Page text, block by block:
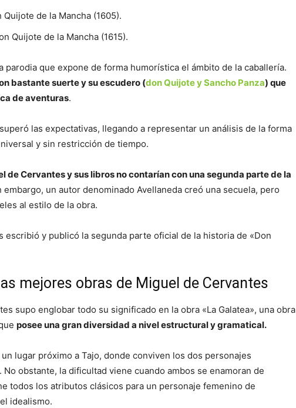
de la Mancha (1605).
Quijote de la Mancha (1615).
parodia que expone de forma humorística el ámbito de la caballería.
bastante suerte y su escudero (don Quijote y Sancho Panza) que
de aventuras.
las expectativas, llegando a representar un análisis de la forma
y sin restricción de tiempo.
de Cervantes y sus libros no contarían con una segunda parte de la
embargo, un autor denominado Avellaneda creó una secuela, pero
al estilo de la obra.
escribió y publicó la segunda parte oficial de la historia de «Don
mejores obras de Miguel de Cervantes
supo englobar todo su significado en la obra «La Galatea», una obra
posee una gran diversidad a nivel estructural y gramatical.
lugar próximo a Tajo, donde conviven los dos personajes
obstante, la dificultad viene cuando ambos se enamoran de
todos los atributos clásicos para un personaje femenino de
idealismo.